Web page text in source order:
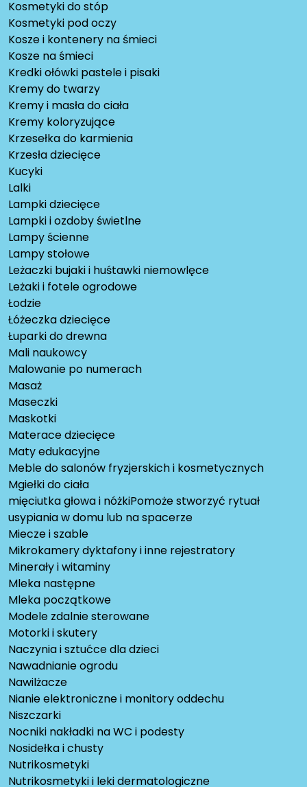
Kosmetyki do stóp
Kosmetyki pod oczy
Kosze i kontenery na śmieci
Kosze na śmieci
Kredki ołówki pastele i pisaki
Kremy do twarzy
Kremy i masła do ciała
Kremy koloryzujące
Krzesełka do karmienia
Krzesła dziecięce
Kucyki
Lalki
Lampki dziecięce
Lampki i ozdoby świetlne
Lampy ścienne
Lampy stołowe
Leżaczki bujaki i huśtawki niemowlęce
Leżaki i fotele ogrodowe
Łodzie
Łóżeczka dziecięce
Łuparki do drewna
Mali naukowcy
Malowanie po numerach
Masaż
Maseczki
Maskotki
Materace dziecięce
Maty edukacyjne
Meble do salonów fryzjerskich i kosmetycznych
Mgiełki do ciała
mięciutka głowa i nóżkiPomoże stworzyć rytuał
usypiania w domu lub na spacerze
Miecze i szable
Mikrokamery dyktafony i inne rejestratory
Minerały i witaminy
Mleka następne
Mleka początkowe
Modele zdalnie sterowane
Motorki i skutery
Naczynia i sztućce dla dzieci
Nawadnianie ogrodu
Nawilżacze
Nianie elektroniczne i monitory oddechu
Niszczarki
Nocniki nakładki na WC i podesty
Nosidełka i chusty
Nutrikosmetyki
Nutrikosmetyki i leki dermatologiczne